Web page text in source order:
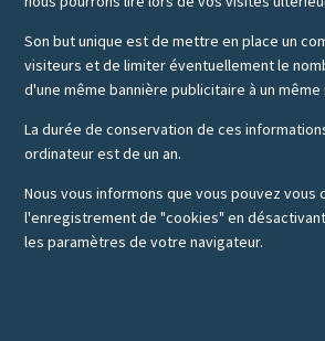
Son but unique est de mettre en place un
visiteurs et de limiter éventuellement le
d'une même bannière publicitaire à un même
La durée de conservation de ces
ordinateur est de un an.
Nous vous informons que vous pouvez vous
l'enregistrement de "cookies" en
les paramètres de votre navigateur.